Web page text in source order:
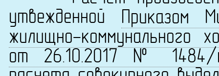
утвежденной Приказом
жилищно-коммунального
от 26.10.2017 № 1484/